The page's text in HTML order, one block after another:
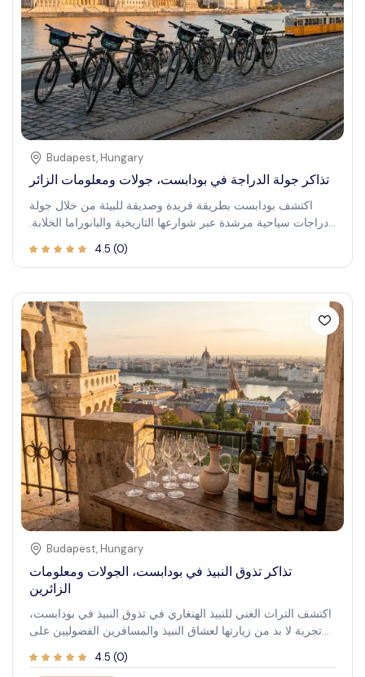
Budapest, Hungary
تذاكر جولة الدراجة في بودابست، جولات ومعلومات الزائر
اكتشف بودابست بطريقة فريدة وصديقة للبيئة من خلال جولة
دراجات سياحية مرشدة عبر شوارعها التاريخية والبانوراما الخلابة.
ومعالمها الشهيرة، والجواهر الخفية بوتيرة مريحة، مما يجعلها
سواء. تشغيل الرياح في شعرك أثناء مرورك بإطلالات رائعة على
النهر، والهندسة المعمارية القديمة، والأماكن المحلية الحيوية. توفر
هذه التجربة التفاعلية مزيجًا من مشاهدة المعالم والتواصل العميق
مع ثقافة وتاريخ بودابست الغني، مع الاستمتاع بالهواء النقي
والمناظر الجميلة التي تقدمها المدينة.
4.5 (0)
Budapest, Hungary
تذاكر تذوق النبيذ في بودابست، الجولات ومعلومات
الزائرين
اكتشف التراث الغني للنبيذ الهنغاري في تذوق النبيذ في بودابست،
تجربة لا بد من زيارتها لعشاق النبيذ والمسافرين الفضوليين على
صناعة النبيذ القديمة التي تعود لقرون. تذوق أنواع النبيذ الرائعة،
4.5 (0)